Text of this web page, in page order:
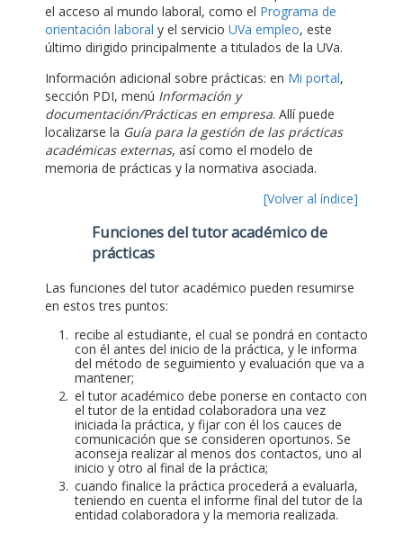
el acceso al mundo laboral, como el Programa de
orientación laboral y el servicio UVa empleo, este
último dirigido principalmente a titulados de la UVa.
Información adicional sobre prácticas: en Mi portal,
sección PDI, menú Información y
documentación/Prácticas en empresa. Allí puede
localizarse la Guía para la gestión de las prácticas
académicas externas, así como el modelo de
memoria de prácticas y la normativa asociada.
[Volver al índice]
Funciones del tutor académico de
prácticas
Las funciones del tutor académico pueden resumirse
en estos tres puntos:
recibe al estudiante, el cual se pondrá en contacto
con él antes del inicio de la práctica, y le informa
del método de seguimiento y evaluación que va a
mantener;
el tutor académico debe ponerse en contacto con
el tutor de la entidad colaboradora una vez
iniciada la práctica, y fijar con él los cauces de
comunicación que se consideren oportunos. Se
aconseja realizar al menos dos contactos, uno al
inicio y otro al final de la práctica;
cuando finalice la práctica procederá a evaluarla,
teniendo en cuenta el informe final del tutor de la
entidad colaboradora y la memoria realizada.